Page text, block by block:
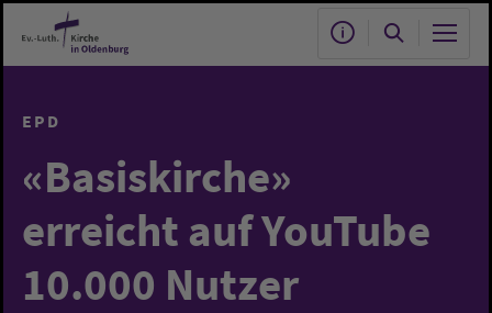
Zum Hauptinhalt springen
EPD
«Basiskirche»
erreicht auf YouTube
10.000 Nutzer